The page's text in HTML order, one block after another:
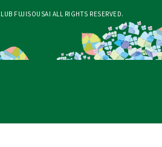
FUJISOUSAI ALL RIGHTS RESERVED.